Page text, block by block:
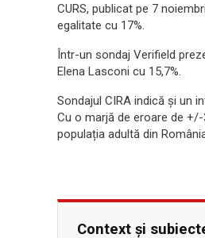
CURS, publicat pe 7
egalitate cu 17%.
Într-un sondaj Verifield
Elena Lasconi cu 15,7%.
Sondajul CIRA indică și un
Cu o marjă de eroare de
populația adultă din
Context și